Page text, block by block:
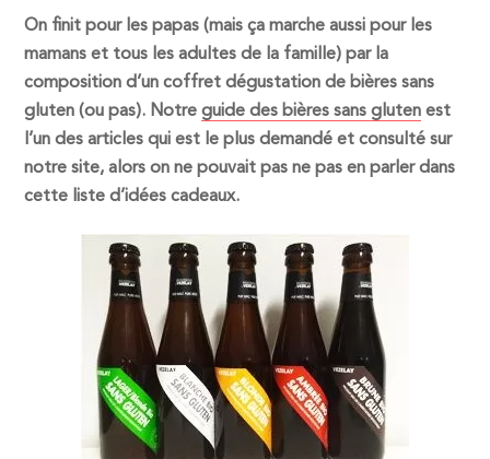
On finit pour les papas (mais ça marche aussi pour les
mamans et tous les adultes de la famille) par la
composition d’un coffret dégustation de bières sans
gluten (ou pas). Notreguide des bières sans gluten est
l’un des articles qui est le plus demandé et consulté sur
notre site, alors on ne pouvait pas ne pas en parler dans
cette liste d’idées cadeaux.